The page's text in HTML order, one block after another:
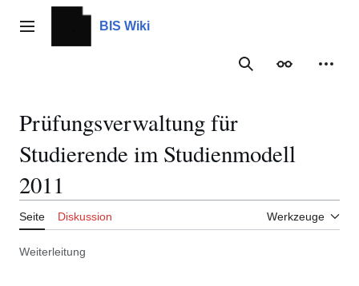
Inhalt
springenHauptmenü BIS Wiki
Suche
Prüfungsverwaltung für
Studierende im Studienmodell
2011
Seite Diskussion Werkzeuge
Weiterleitung